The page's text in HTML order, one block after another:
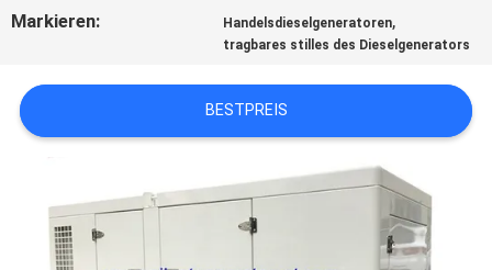
SIE EIN
SITEMAP
PRIVACY
POLICY
Markieren: Handelsdieselgeneratoren,
tragbares stilles des Dieselgenerators
BESTPREIS